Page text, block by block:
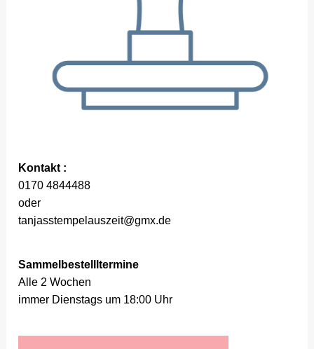
Kontakt :
0170 4844488
oder
tanjasstempelauszeit@gmx.de
Sammelbestellltermine
Alle 2 Wochen
immer Dienstags um 18:00 Uhr